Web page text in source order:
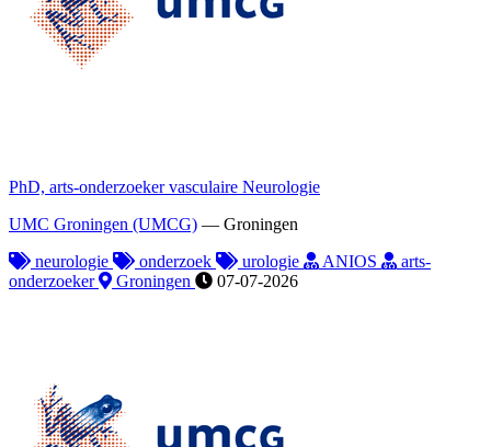
PhD, arts-onderzoeker vasculaire Neurologie
UMC Groningen (UMCG) — Groningen
neurologie
onderzoek urologie ANIOS
arts-
onderzoeker
Groningen 07-07-2026